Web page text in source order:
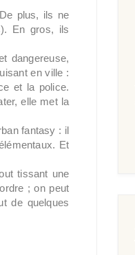
plus, ils ne
En gros, ils
dangereuse,
en ville :
et la police.
elle met la
fantasy : il
Et
tissant une
; on peut
de quelques